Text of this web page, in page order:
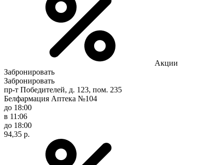
Акции
Забронировать
Забронировать
пр-т Победителей, д. 123, пом. 235
Белфармация Аптека №104
до 18:00
в 11:06
до 18:00
94,35 р.